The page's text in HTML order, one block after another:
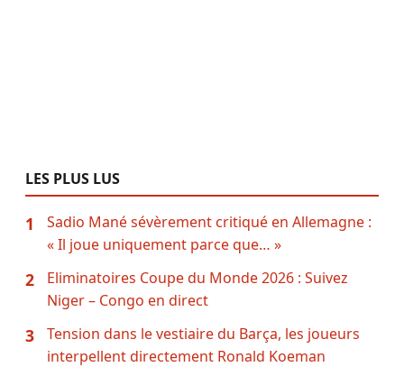
LES PLUS LUS
1
Sadio Mané sévèrement critiqué en Allemagne :
« Il joue uniquement parce que… »
2
Eliminatoires Coupe du Monde 2026 : Suivez
Niger – Congo en direct
3
Tension dans le vestiaire du Barça, les joueurs
interpellent directement Ronald Koeman